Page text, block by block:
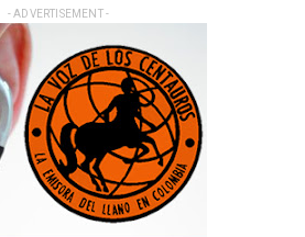
- ADVERTISEMENT -